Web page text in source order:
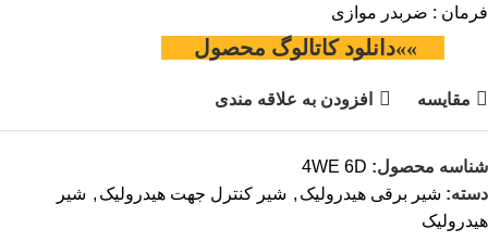
فرمان : ضربدر موازی
»»دانلود کاتالوگ محصول
مقایسه افزودن به علاقه مندی
شناسه محصول: 4WE 6D
دسته: شیر برقی هیدرولیک , شیر کنترل جهت هیدرولیک , شیر
هیدرولیک